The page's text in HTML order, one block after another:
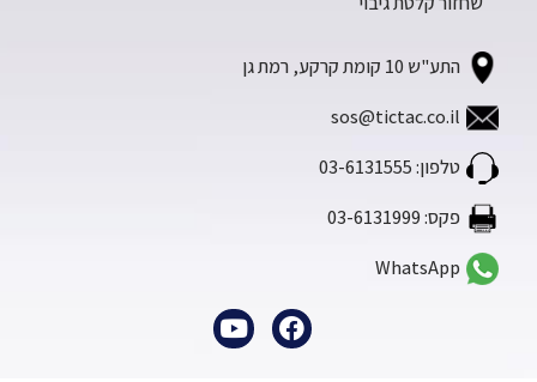
התע"ש 10 קומת קרקע, רמת גן
sos@tictac.co.il
טלפון: 03-6131555
פקס: 03-6131999
WhatsApp